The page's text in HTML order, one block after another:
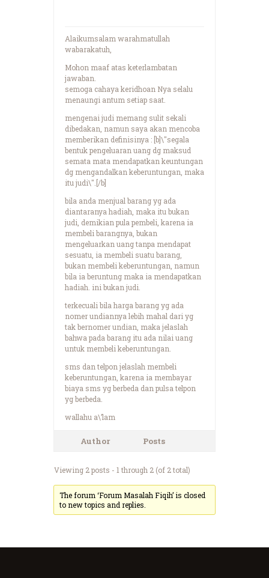
Alaikumsalam warahmatullah
wabarakatuh,
Mohon maaf atas keterlambatan
jawaban.
semoga cahaya keridhoan Nya selalu
menaungi antum setiap saat.
mengenai judi memang sulit sekali
dibedakan, namun saya akan mencoba
memberikan definisinya : [b]\"segala
bentuk pengeluaran uang dg maksud
semata mata mendapatkan keuntungan
dg mengandalkan keberuntungan, maka
itu judi\".[/b]
bila anda menjual barang yg ada
diantaranya hadiah, maka itu bukan
judi, demikian pula pembeli, karena ia
membeli barangnya, bukan
mengeluarkan uang tanpa mendapat
sesuatu, ia membeli suatu barang,
bukan membeli keberuntungan, namun
bila ia beruntung maka ia mendapatkan
hadiah. ini bukan judi.
terkecuali bila harga barang yg ada
nomer undiannya lebih mahal dari yg
tak bernomer undian, maka jelaslah
bahwa pada barang itu ada nilai uang
untuk membeli keberuntungan.
sms dan telpon jelaslah membeli
keberuntungan, karena ia membayar
biaya sms yg berbeda dan pulsa telpon
yg berbeda.
wallahu a\’lam
Author Posts
Viewing 2 posts - 1 through 2 (of 2 total)
The forum ‘Forum Masalah Fiqih’ is closed
to new topics and replies.